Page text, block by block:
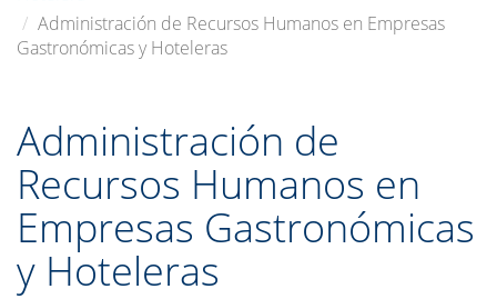
Administración de Recursos Humanos en Empresas
Gastronómicas y Hoteleras
Administración de
Recursos Humanos en
Empresas Gastronómicas
y Hoteleras